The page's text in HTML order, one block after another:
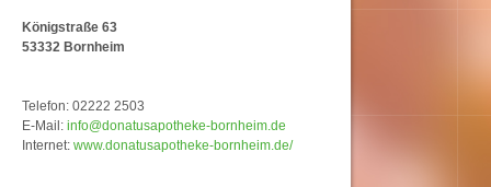
Königstraße 63
53332 Bornheim
Telefon: 02222 2503
E-Mail: info@donatusapotheke-bornheim.de
Internet: www.donatusapotheke-bornheim.de/